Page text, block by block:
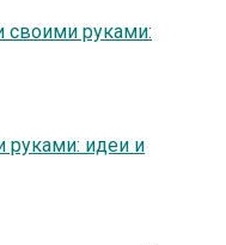
своими руками:
руками: идеи и